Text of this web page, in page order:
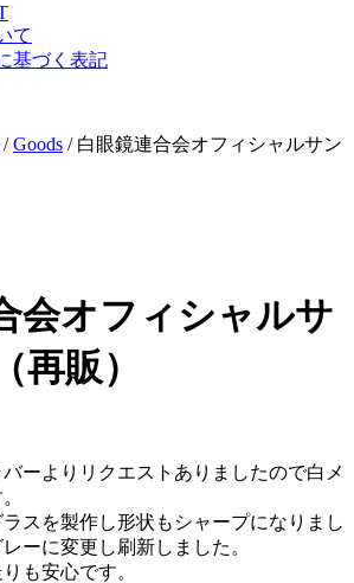
て
基づく表記
/Goods / 白眼鏡連合会オフィシャルサン
会オフィシャルサ
再販）
ーよりリクエストありましたので白メ
スを製作し形状もシャープになりまし
ーに変更し刷新しました。
も安心です。